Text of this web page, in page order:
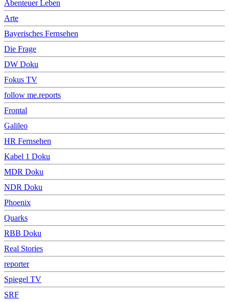
Abenteuer Leben
Arte
Bayerisches Fernsehen
Die Frage
DW Doku
Fokus TV
follow me.reports
Frontal
Galileo
HR Fernsehen
Kabel 1 Doku
MDR Doku
NDR Doku
Phoenix
Quarks
RBB Doku
Real Stories
reporter
Spiegel TV
SRF